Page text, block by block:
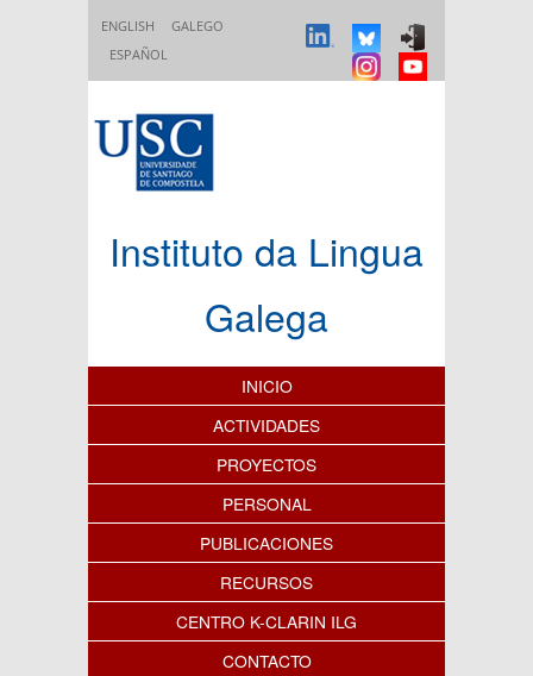
ENGLISH
GALEGO
ESPAÑOL
Instituto da Lingua
Galega
Índice de contenidos
INICIO
ACTIVIDADES
PROYECTOS
PERSONAL
PUBLICACIONES
RECURSOS
CENTRO K-CLARIN ILG
CONTACTO